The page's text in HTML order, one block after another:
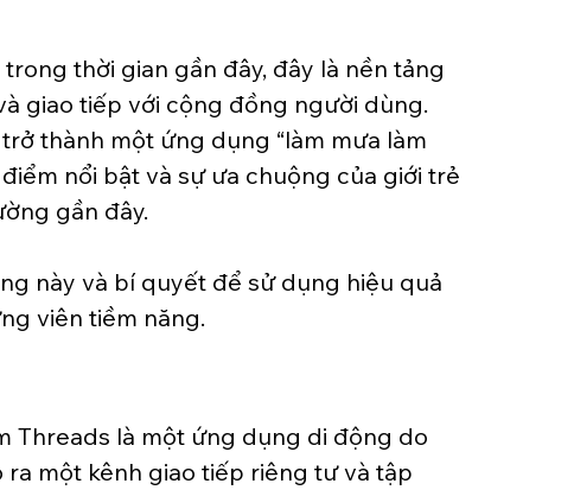
thời gian gần đây, đây là nền tảng
giao tiếp với cộng đồng người dùng.
thành một ứng dụng “làm mưa làm
nổi bật và sự ưa chuộng của giới trẻ
gần đây.
này và bí quyết để sử dụng hiệu quả
viên tiềm năng.
Threads là một ứng dụng di động do
một kênh giao tiếp riêng tư và tập